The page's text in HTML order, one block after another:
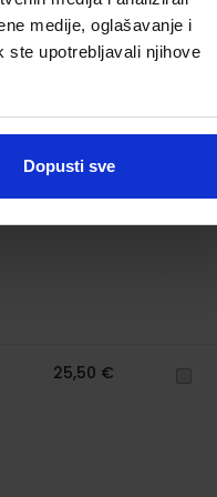
medije, oglašavanje i
ste upotrebljavali njihove
Dopusti sve
25,50 €